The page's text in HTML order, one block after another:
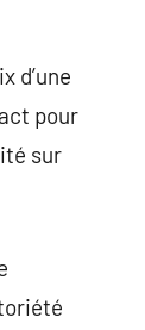
d’une
pour
sur